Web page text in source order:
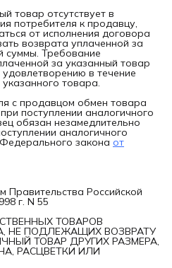
товар отсутствует в
потребителя к продавцу,
от исполнения договора
возврата уплаченной за
суммы. Требование
за указанный товар
в течение
товара.
с продавцом обмен товара
поступлении аналогичного
обязан незамедлительно
аналогичного
закона от
Правительства Российской
г. N 55
ТОВАРОВ
НЕ ПОДЛЕЖАЩИХ ВОЗВРАТУ
ТОВАР ДРУГИХ РАЗМЕРА,
РАСЦВЕТКИ ИЛИ